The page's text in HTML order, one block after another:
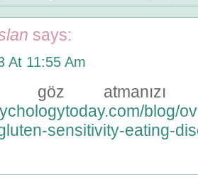
says:
At 11:55 Am
göz atmanızı
blog/
sensitivity-eating-